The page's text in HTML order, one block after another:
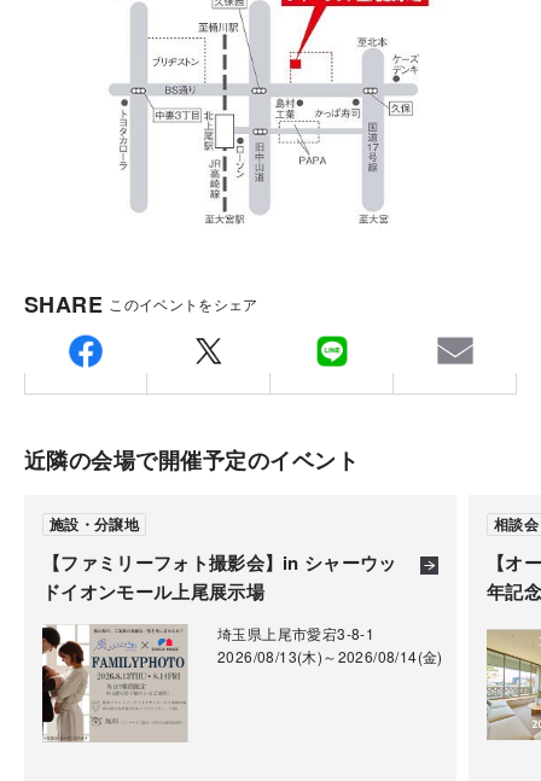
埼玉県上尾市久保４９－１（上尾ハウジングステージ
シャーウッド上尾展示場
SHARE このイベントをシェア
近隣の会場で開催予定のイベント
【ファミリーフォト撮影会】in シャーウッ
ドイオンモール上尾展示場
施設・分譲地
埼玉県上尾市愛宕3-8-1
2026/08/13(木)～2026/08/14(金)
【オ
年記
相談会